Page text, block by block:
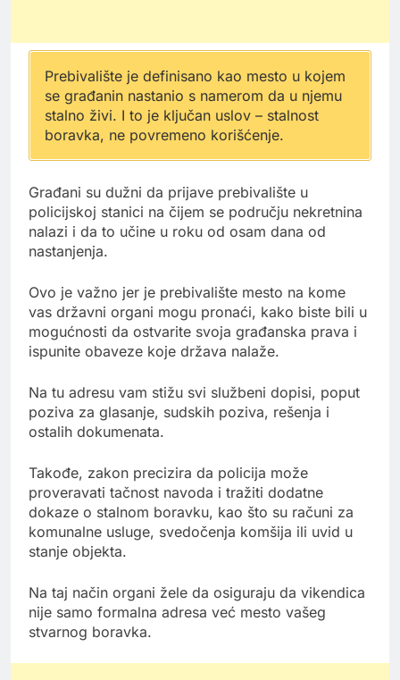
Prebivalište je definisano kao mesto u kojem
se građanin nastanio s namerom da u njemu
stalno živi. I to je ključan uslov – stalnost
boravka, ne povremeno korišćenje.
Građani su dužni da prijave prebivalište u
policijskoj stanici na čijem se području nekretnina
nalazi i da to učine u roku od osam dana od
nastanjenja.
Ovo je važno jer je prebivalište mesto na kome
vas državni organi mogu pronaći, kako biste bili u
mogućnosti da ostvarite svoja građanska prava i
ispunite obaveze koje država nalaže.
Na tu adresu vam stižu svi službeni dopisi, poput
poziva za glasanje, sudskih poziva, rešenja i
ostalih dokumenata.
Takođe, zakon precizira da policija može
proveravati tačnost navoda i tražiti dodatne
dokaze o stalnom boravku, kao što su računi za
komunalne usluge, svedočenja komšija ili uvid u
stanje objekta.
Na taj način organi žele da osiguraju da vikendica
nije samo formalna adresa već mesto vašeg
stvarnog boravka.